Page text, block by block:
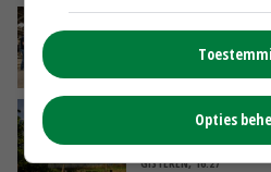
Na jarenlang
boeren nu
Kamervragen
minister spreekt
GISTEREN, 16:27
Opties